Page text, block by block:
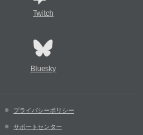
Twitch
Bluesky
プライバシーポリシー
サポートセンター